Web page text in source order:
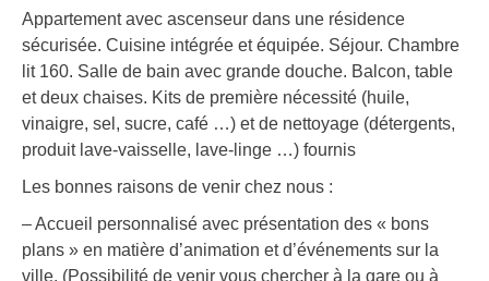
Appartement avec ascenseur dans une résidence
sécurisée. Cuisine intégrée et équipée. Séjour. Chambre
lit 160. Salle de bain avec grande douche. Balcon, table
et deux chaises. Kits de première nécessité (huile,
vinaigre, sel, sucre, café …) et de nettoyage (détergents,
produit lave-vaisselle, lave-linge …) fournis
Les bonnes raisons de venir chez nous :
– Accueil personnalisé avec présentation des « bons
plans » en matière d’animation et d’événements sur la
ville. (Possibilité de venir vous chercher à la gare ou à